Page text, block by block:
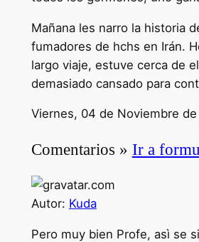
Mañana les narro la historia
fumadores de hchs en Irán.
largo viaje, estuve cerca de
demasiado cansado para
Viernes, 04 de Noviembre
Comentarios » Ir a
Autor: Kuda
Pero muy bien Profe, asì se